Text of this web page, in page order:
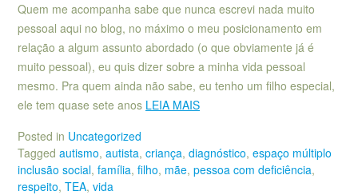
Quem me acompanha sabe que nunca escrevi nada muito
pessoal aqui no blog, no máximo o meu posicionamento em
relação a algum assunto abordado (o que obviamente já é
muito pessoal), eu quis dizer sobre a minha vida pessoal
mesmo. Pra quem ainda não sabe, eu tenho um filho especial,
ele tem quase sete anos LEIA MAIS
Posted in Uncategorized
Tagged autismo, autista, criança, diagnóstico, espaço múltiplo
inclusão social, família, filho, mãe, pessoa com deficiência,
respeito, TEA, vida